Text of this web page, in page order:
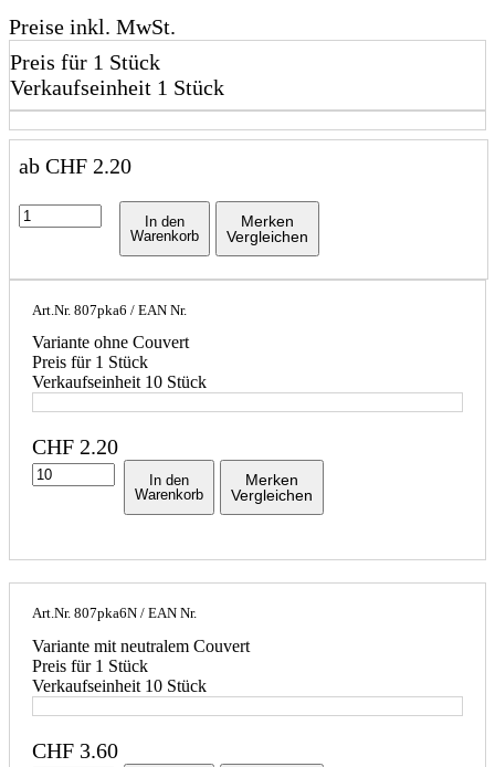
Preise inkl. MwSt.
Preis für 1 Stück
Verkaufseinheit 1 Stück
ab CHF 2.20
In den
Warenkorb
Merken
Vergleichen
Art.Nr. 807pka6 / EAN Nr.
Variante ohne Couvert
Preis für 1 Stück
Verkaufseinheit 10 Stück
CHF 2.20
In den
Warenkorb
Merken
Vergleichen
Art.Nr. 807pka6N / EAN Nr.
Variante mit neutralem Couvert
Preis für 1 Stück
Verkaufseinheit 10 Stück
CHF 3.60